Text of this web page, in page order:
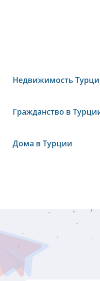
Недвижимость
Гражданство в
Дома в Турции